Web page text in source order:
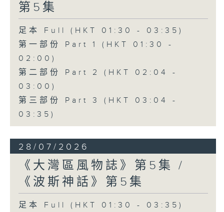
第5集
足本 Full (HKT 01:30 - 03:35)
第一部份 Part 1 (HKT 01:30 -
02:00)
第二部份 Part 2 (HKT 02:04 -
03:00)
第三部份 Part 3 (HKT 03:04 -
03:35)
28/07/2026
《大灣區風物誌》第5集 /
《波斯神話》第5集
足本 Full (HKT 01:30 - 03:35)